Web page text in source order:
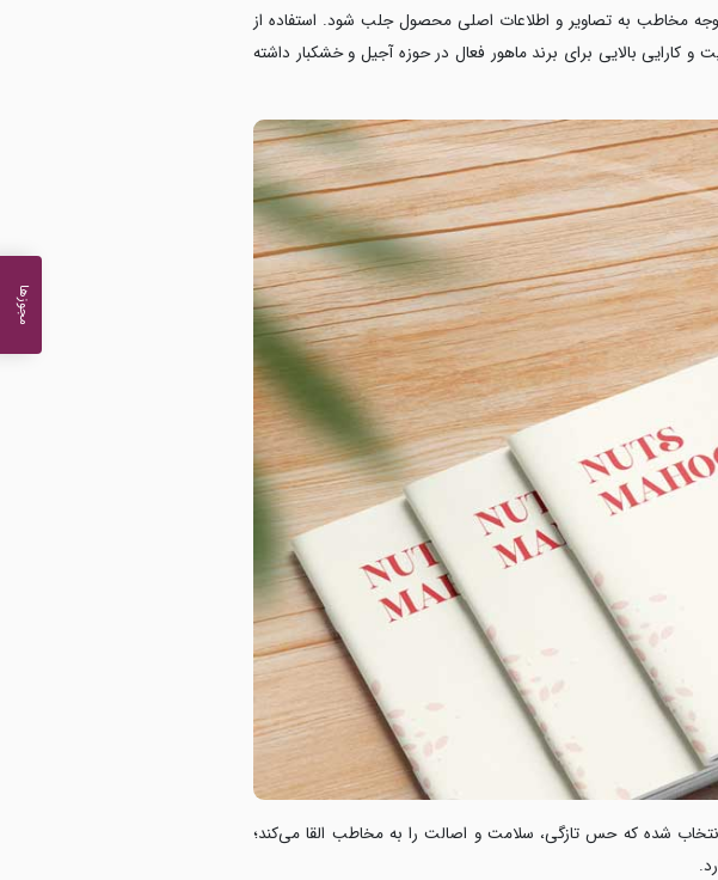
مجوزها
توجه مخاطب به تصاویر و اطلاعات اصلی محصول جلب شود. استفاده از
بالایی برای برند ماهور فعال در حوزه آجیل و خشکبار داشته
انتخاب شده که حس تازگی، سلامت و اصالت را به مخاطب القا می‌کند؛